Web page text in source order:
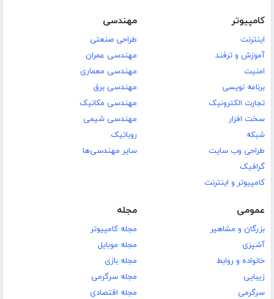
کامپیوتر
اینترنت
آموزش و ترفند
امنیت
برنامه نویسی
تجارت الکترونیک
سخت افزار
شبکه
طراحی وب سایت
گرافیک
کامپیوتر و اینترنت
مهندسی
طراحی صنعتی
مهندسی عمران
مهندسی معماری
مهندسی برق
مهندسی مکانیک
مهندسی شیمی
روباتیک
سایر مهندسی‌ها
عمومی
بزرگان و مشاهیر
آشپزی
خانواده و روابط
زیبایی
سرگرمی
مجله
مجله کامپیوتر
مجله موبایل
مجله بازی
مجله سرگرمی
مجله اقتصادی